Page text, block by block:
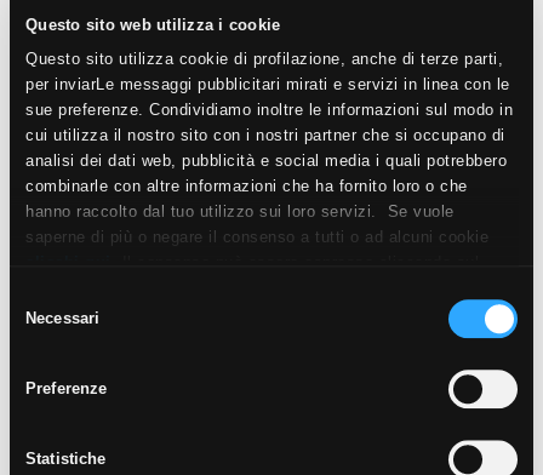
Questo sito web utilizza i cookie
Questo sito utilizza cookie di profilazione, anche di terze parti,
per inviarLe messaggi pubblicitari mirati e servizi in linea con le
sue preferenze. Condividiamo inoltre le informazioni sul modo in
cui utilizza il nostro sito con i nostri partner che si occupano di
analisi dei dati web, pubblicità e social media i quali potrebbero
combinarle con altre informazioni che ha fornito loro o che
hanno raccolto dal tuo utilizzo sui loro servizi. Se vuole
saperne di più o negare il consenso a tutti o ad alcuni cookie
può negare il consenso sul tasto “Rifiuta".
delNecessari
Preferenze
Statistiche